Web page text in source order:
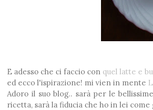
E adesso che ci faccio con quel latte e
ed ecco l'ispirazione! mi vien in mente
Adoro il suo blog.. sarà per le
ricetta, sarà la fiducia che ho in lei